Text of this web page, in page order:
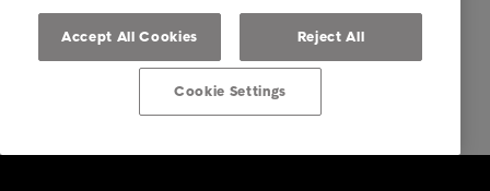
Accept All Cookies Reject All
Cookie Settings